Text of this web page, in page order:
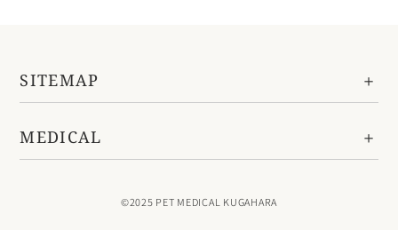
SITEMAP
MEDICAL
©2025 PET MEDICAL KUGAHARA